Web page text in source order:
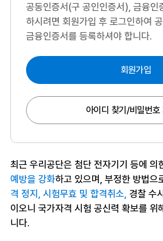
공동인증서(구 공인인증서), 금융인
하시려면 회원가입 후 로그인하여
금융인증서를 등록하셔야 합니다.
회원가입
아이디 찾기/비밀번호
최근 우리공단은 첨단 전자기기 등에 의
예방을 강화하고 있으며, 부정한 방법으
격 정지, 시험무효 및 합격취소, 경찰 수
이오니 국가자격 시험 공신력 확보를 위
니다.